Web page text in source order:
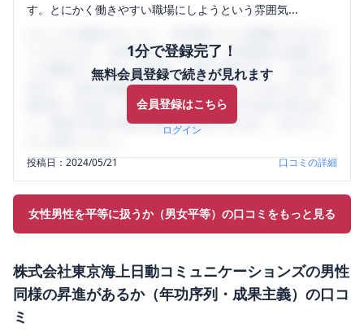
す。とにかく働きやすい職場にしようという雰囲気...
1分で登録完了！
無料会員登録で続きが見れます
会員登録はこちら
ログイン
うになります。SHEHUB(シーハブ)は、女性限定の企業口コ
ミの投稿サイトです。給与面・女性の働きやすさ・会社の評
判など、女性の転職は気にすべき点がたくさんあります。先
輩社員（元社員）の口コミを通して、本当の会社の姿を知
り、将来の不安や現在の悩みを解消するために、ぜひサイト
投稿日：2024/05/21 口コミの詳細
女性男性を平等に扱うか（男女平等）の口コミをもっと見る
株式会社東京海上日動コミュニケーションズの男性
同様の昇進があるか（年功序列・成果主義） の口コ
ミ